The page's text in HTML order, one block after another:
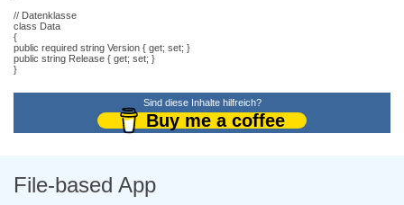
// Datenklasse
class Data
{
public required string Version { get; set; }
public string Release { get; set; }
}
Sind diese Inhalte hilfreich?
Buy me a coffee
File-based App